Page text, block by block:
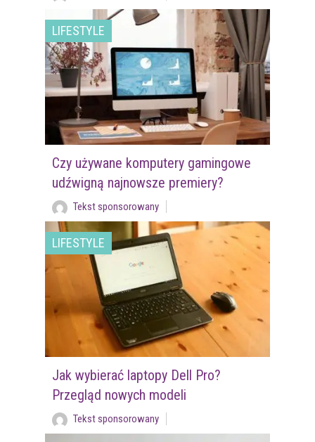
LIFESTYLE
Czy używane komputery gamingowe
udźwigną najnowsze premiery?
Tekst sponsorowany
LIFESTYLE
Jak wybierać laptopy Dell Pro?
Przegląd nowych modeli
Tekst sponsorowany